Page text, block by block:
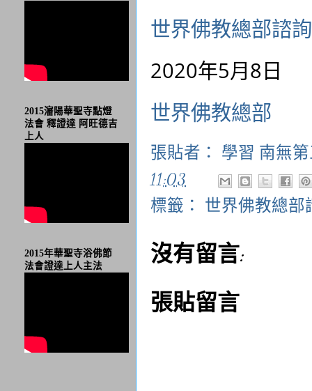
世界佛教總部諮
2020年5月8日
世界佛教總部
張貼者： 學習 南無
11:03
標籤： 世界佛教總部
沒有留言:
張貼留言
2015瀋陽華聖寺點燈
法會 釋證達 阿旺德吉
上人
2015年華聖寺浴佛節
法會證達上人主法